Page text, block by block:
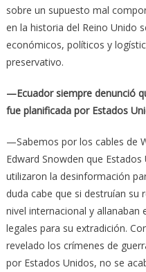
sobre un supuesto mal
en la historia del Reino Unido
económicos, políticos y
preservativo.
—Ecuador siempre denunció
fue planificada por Estados
—Sabemos por los cables de
Edward Snowden que
utilizaron la desinformación
duda cabe que si destruían su
nivel internacional y
legales para su extradición.
revelado los crímenes de
por Estados Unidos, no se